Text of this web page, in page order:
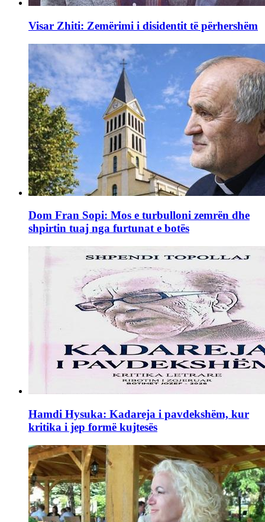
Visar Zhiti: Zemërimi i disidentit të përhershëm
Dom Fran Sopi: Mos e turbulloni zemrën dhe
shpirtin tuaj nga furtunat e botës
Hamdi Hysuka: Kadareja i pavdekshëm, kur
kritika i jep formë kujtesës